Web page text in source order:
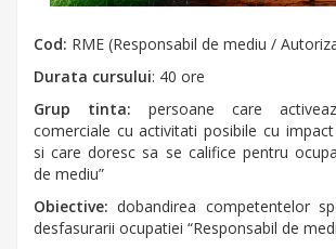
Cod: RME (Responsabil de mediu /
Durata cursului: 40 ore
Grup tinta: persoane care
comerciale cu activitati posibile cu
si care doresc sa se califice pentru
de mediu”
Obiective:dobandirea competentelor
desfasurarii ocupatiei “Responsabil de